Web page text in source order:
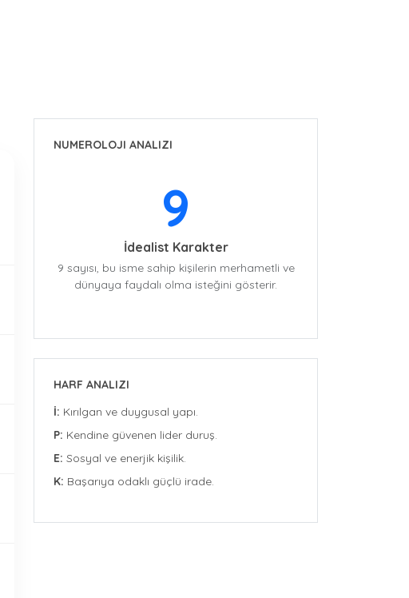
NUMEROLOJI ANALIZI
9
İdealist Karakter
9 sayısı, bu isme sahip kişilerin merhametli ve
dünyaya faydalı olma isteğini gösterir.
HARF ANALIZI
İ: Kırılgan ve duygusal yapı.
P: Kendine güvenen lider duruş.
E: Sosyal ve enerjik kişilik.
K: Başarıya odaklı güçlü irade.